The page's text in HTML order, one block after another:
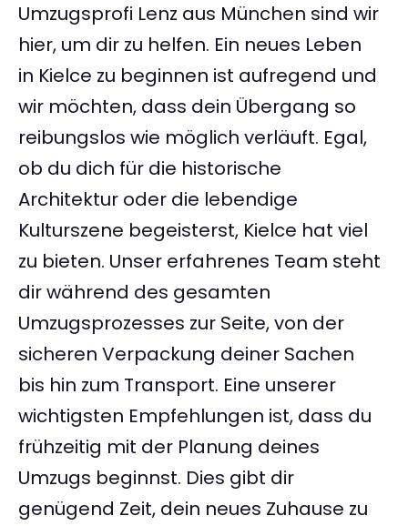
Umzugsprofi Lenz aus München sind wir
hier, um dir zu helfen. Ein neues Leben
in Kielce zu beginnen ist aufregend und
wir möchten, dass dein Übergang so
reibungslos wie möglich verläuft. Egal,
ob du dich für die historische
Architektur oder die lebendige
Kulturszene begeisterst, Kielce hat viel
zu bieten. Unser erfahrenes Team steht
dir während des gesamten
Umzugsprozesses zur Seite, von der
sicheren Verpackung deiner Sachen
bis hin zum Transport. Eine unserer
wichtigsten Empfehlungen ist, dass du
frühzeitig mit der Planung deines
Umzugs beginnst. Dies gibt dir
genügend Zeit, dein neues Zuhause zu